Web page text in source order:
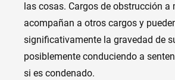
las cosas. Cargos de obstrucción a
acompañan a otros cargos y
significativamente la gravedad de
posiblemente conduciendo a
si es condenado.